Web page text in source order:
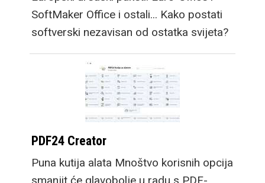
SoftMaker Office i ostali... Kako postati
softverski nezavisan od ostatka svijeta?
PDF24 Creator
Puna kutija alata Mnoštvo korisnih opcija
smanjit će glavobolje u radu s PDF-